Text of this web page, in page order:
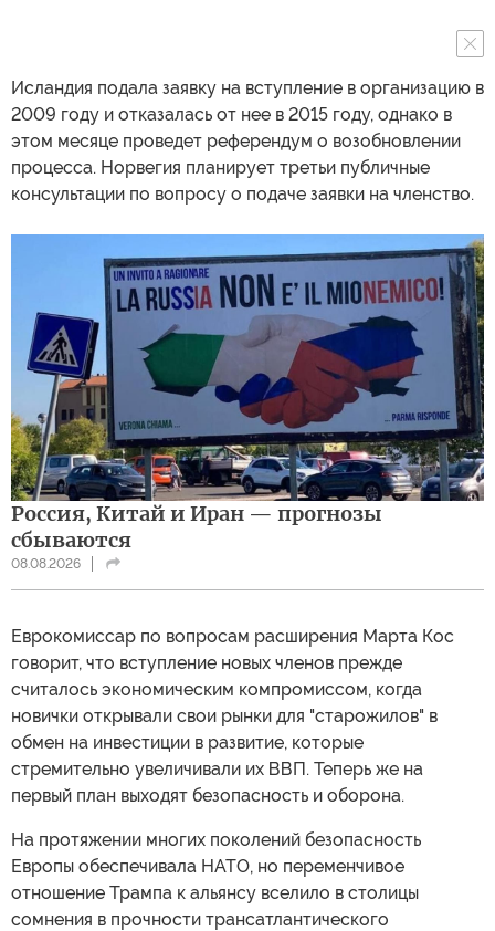
Исландия подала заявку на вступление в организацию в
2009 году и отказалась от нее в 2015 году, однако в
этом месяце проведет референдум о возобновлении
процесса. Норвегия планирует третьи публичные
консультации по вопросу о подаче заявки на членство.
Россия, Китай и Иран — прогнозы
сбываются
08.08.2026
Еврокомиссар по вопросам расширения Марта Кос
говорит, что вступление новых членов прежде
считалось экономическим компромиссом, когда
новички открывали свои рынки для "старожилов" в
обмен на инвестиции в развитие, которые
стремительно увеличивали их ВВП. Теперь же на
первый план выходят безопасность и оборона.
На протяжении многих поколений безопасность
Европы обеспечивала НАТО, но переменчивое
отношение Трампа к альянсу вселило в столицы
сомнения в прочности трансатлантического